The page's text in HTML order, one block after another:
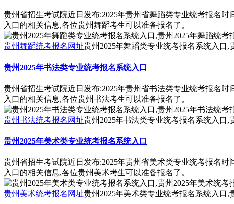
贵州省招生考试院近日发布:2025年贵州省舞蹈类专业统考报名
入口的相关信息,各位贵州舞蹈考生可以准备报名了。
贵州舞蹈统考报名网址贵州2025年舞蹈类专业统考报名系统入口,
贵州2025年书法类专业统考报名系统入口
贵州省招生考试院近日发布:2025年贵州省书法类专业统考报名
入口的相关信息,各位贵州书法考生可以准备报名了。
贵州书法统考报名网址贵州2025年书法类专业统考报名系统入口,
贵州2025年美术类专业统考报名系统入口
贵州省招生考试院近日发布:2025年贵州省美术类专业统考报名
入口的相关信息,各位贵州美术考生可以准备报名了。
贵州美术统考报名网址贵州2025年美术类专业统考报名系统入口,